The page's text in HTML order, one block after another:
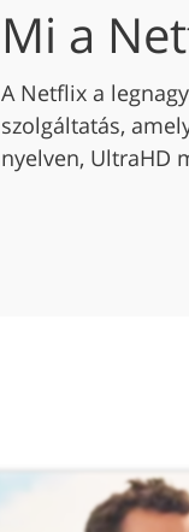
Mi a
A Netflix a
szolgáltatás,
nyelven, UltraHD